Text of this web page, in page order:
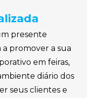
presente
promover a sua
em feiras,
diário dos
seus clientes e